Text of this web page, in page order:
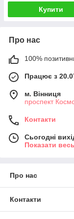
Купити
Про нас
100%
Працює з
м. Вінниця
проспект
Контакти
Сьогодні
Показати
Про нас
Контакти